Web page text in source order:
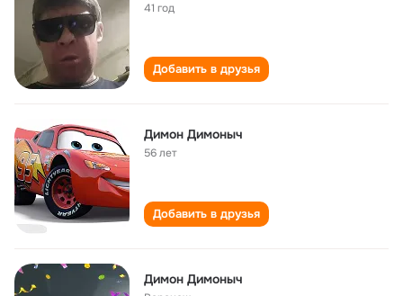
41 год
Добавить в друзья
Димон Димоныч
56 лет
Добавить в друзья
Димон Димоныч